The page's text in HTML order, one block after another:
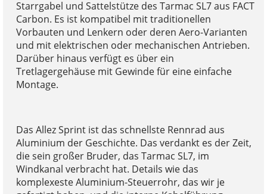
Starrgabel und Sattelstütze des Tarmac SL7 aus FACT
Carbon. Es ist kompatibel mit traditionellen
Vorbauten und Lenkern oder deren Aero-Varianten
und mit elektrischen oder mechanischen Antrieben.
Darüber hinaus verfügt es über ein
Tretlagergehäuse mit Gewinde für eine einfache
Montage.
Das Allez Sprint ist das schnellste Rennrad aus
Aluminium der Geschichte. Das verdankt es der Zeit,
die sein großer Bruder, das Tarmac SL7, im
Windkanal verbracht hat. Details wie das
komplexeste Aluminium-Steuerrohr, das wir je